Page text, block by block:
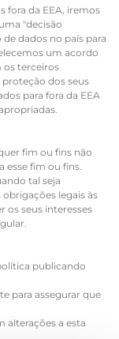
fora da EEA, iremos
"decisão
dados no país para
um acordo
os terceiros
proteção dos seus
para fora da EEA
fim ou fins não
esse fim ou fins.
tal seja
legais às
os seus interesses
publicando
para assegurar que
alterações a esta